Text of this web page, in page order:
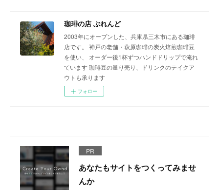
珈琲の店 ぶれんど
2003年にオープンした、兵庫県三木市にある珈琲
店です。 神戸の老舗・萩原珈琲の炭火焙煎珈琲豆
を使い、 オーダー後1杯ずつハンドドリップで淹れ
ています 珈琲豆の量り売り、ドリンクのテイクア
ウトも承ります
フォロー
PR
あなたもサイトをつくってみませ
んか